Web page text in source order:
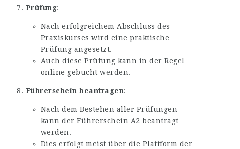
Prüfung:
Nach erfolgreichem Abschluss des
Praxiskurses wird eine praktische
Prüfung angesetzt.
Auch diese Prüfung kann in der Regel
online gebucht werden.
Führerschein beantragen:
Nach dem Bestehen aller Prüfungen
kann der Führerschein A2 beantragt
werden.
Dies erfolgt meist über die Plattform der